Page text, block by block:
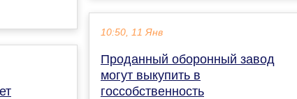
10:50, 11 Янв
Проданный оборонный завод
могут выкупить в
госсобственность